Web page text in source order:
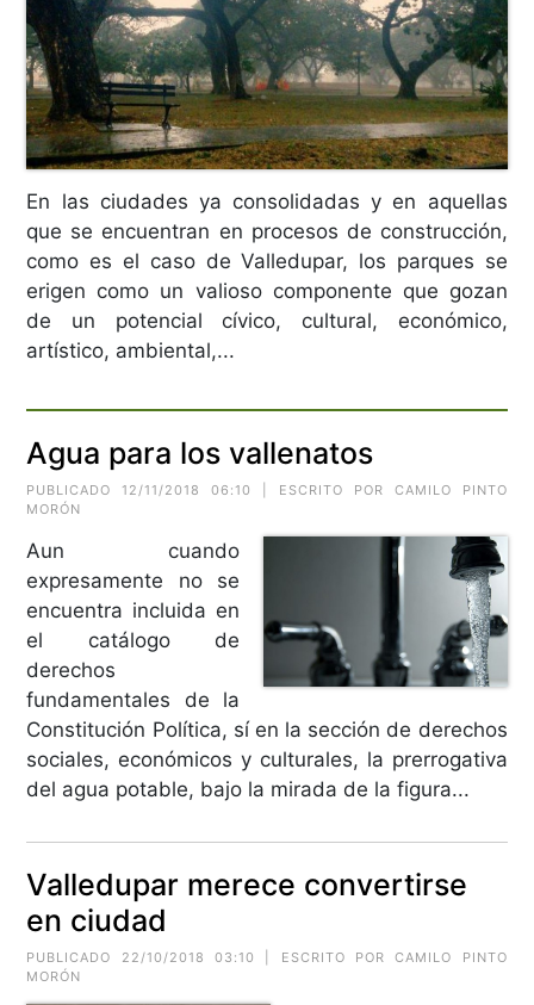
En las ciudades ya consolidadas y en aquellas
que se encuentran en procesos de construcción,
como es el caso de Valledupar, los parques se
erigen como un valioso componente que gozan
de un potencial cívico, cultural, económico,
artístico, ambiental,...
Agua para los vallenatos
PUBLICADO 12/11/2018 06:10 | ESCRITO POR CAMILO PINTO
MORÓN
Aun cuando
expresamente no se
encuentra incluida en
el catálogo de
derechos
fundamentales de la
Constitución Política, sí en la sección de derechos
sociales, económicos y culturales, la prerrogativa
del agua potable, bajo la mirada de la figura...
Valledupar merece convertirse
en ciudad
PUBLICADO 22/10/2018 03:10 | ESCRITO POR CAMILO PINTO
MORÓN